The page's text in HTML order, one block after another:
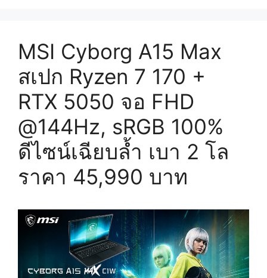
MSI Cyborg A15 Max
สเปก Ryzen 7 170 +
RTX 5050 จอ FHD
@144Hz, sRGB 100%
ดีไซน์เฉียบล้ำ เบา 2 โล
ราคา 45,990 บาท